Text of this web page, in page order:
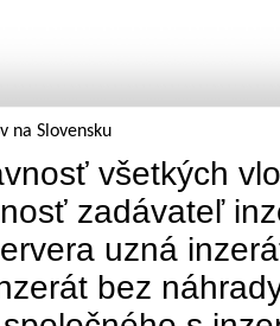
na Slovensku
všetkých
zadávateľ
uzná
bez